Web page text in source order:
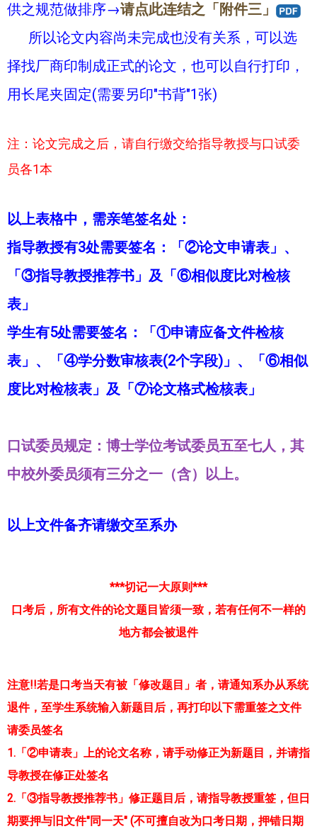
供之规范做排序→请点此连结之「附件三」
所以论文内容尚未完成也没有关系，可以选
择找厂商印制成正式的论文，也可以自行打印，
用长尾夹固定(需要另印"书背"1张)
注：论文完成之后，请自行缴交给指导教授与口试委
员各1本
以上表格中，需亲笔签名处：
指导教授有3处需要签名：「②论文申请表」、
「③指导教授推荐书」及「⑥相似度比对检核
表」
学生有5处需要签名：「①申请应备文件检核
表」、「④学分数审核表(2个字段)」、「⑥相似
度比对检核表」及「⑦论文格式检核表」
口试委员规定：博士学位考试委员五至七人，其
中校外委员须有三分之一（含）以上。
以上文件备齐请缴交至系办
***切记一大原则***
口考后，所有文件的论文题目皆须一致，若有任何不一样的
地方都会被退件
注意!!若是口考当天有被「修改题目」者，请通知系办从系统
退件，至学生系统输入新题目后，再打印以下需重签之文件
请委员签名
1.「②申请表」上的论文名称，请手动修正为新题目，并请指
导教授在修正处签名
2.「③指导教授推荐书」修正题目后，请指导教授重签，但日
期要押与旧文件"同一天" (不可擅自改为口考日期，押错日期